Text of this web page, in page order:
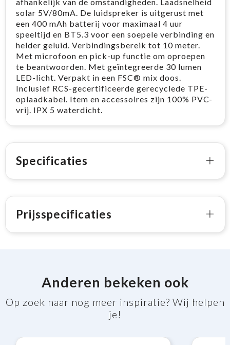
solar 5V/80mA. De luidspreker is uitgerust met
een 400 mAh batterij voor maximaal 4 uur
speeltijd en BT5.3 voor een soepele verbinding en
helder geluid. Verbindingsbereik tot 10 meter.
Met microfoon en pick-up functie om oproepen
te beantwoorden. Met geïntegreerde 30 lumen
LED-licht. Verpakt in een FSC® mix doos.
Inclusief RCS-gecertificeerde gerecyclede TPE-
oplaadkabel. Item en accessoires zijn 100% PVC-
vrij. IPX 5 waterdicht.
Specificaties
Prijsspecificaties
Anderen bekeken ook
Op zoek naar nog meer inspiratie? Wij helpen
je!